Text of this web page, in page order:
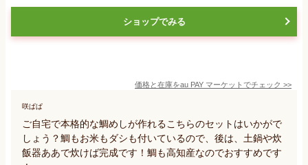
ショップでみる
価格と在庫をau PAY マーケット でチェック >>
咲ぱぱ
ご自宅で本格的な鯛めしが作れるこちらのセットはいかがで
しょう？鯛もお米もダシも付いているので、後は、土鍋や炊
飯器ああで炊けば完成です！鯛も高知産なのでおすすめです